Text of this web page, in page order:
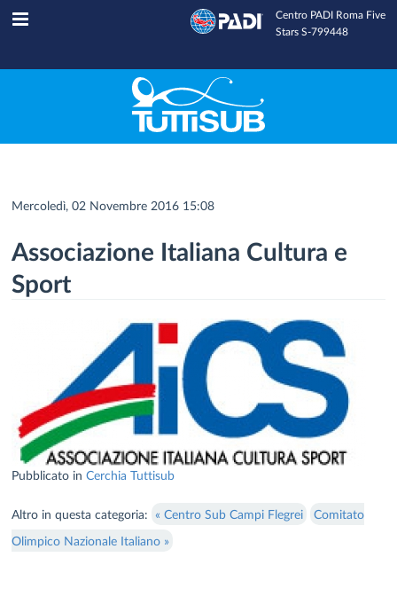
Centro PADI Roma Five
Stars S-799448
Tuttisub INFOLINE
Mercoledì, 02 Novembre 2016 15:08
Associazione Italiana Cultura e
Sport
Pubblicato in Cerchia Tuttisub
Altro in questa categoria: « Centro Sub Campi Flegrei
Comitato
Olimpico Nazionale Italiano »